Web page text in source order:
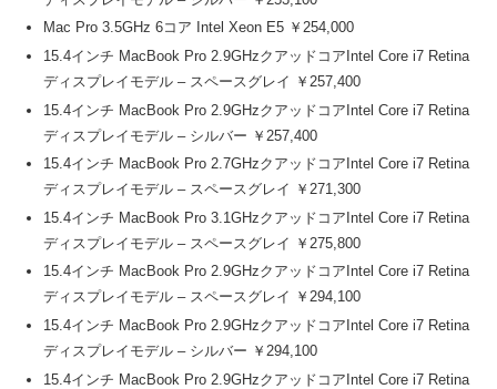
Mac Pro 3.5GHz 6コア Intel Xeon E5 ￥254,000
15.4インチ MacBook Pro 2.9GHzクアッドコアIntel Core i7 Retina
ディスプレイモデル – スペースグレイ ￥257,400
15.4インチ MacBook Pro 2.9GHzクアッドコアIntel Core i7 Retina
ディスプレイモデル – シルバー ￥257,400
15.4インチ MacBook Pro 2.7GHzクアッドコアIntel Core i7 Retina
ディスプレイモデル – スペースグレイ ￥271,300
15.4インチ MacBook Pro 3.1GHzクアッドコアIntel Core i7 Retina
ディスプレイモデル – スペースグレイ ￥275,800
15.4インチ MacBook Pro 2.9GHzクアッドコアIntel Core i7 Retina
ディスプレイモデル – スペースグレイ ￥294,100
15.4インチ MacBook Pro 2.9GHzクアッドコアIntel Core i7 Retina
ディスプレイモデル – シルバー ￥294,100
15.4インチ MacBook Pro 2.9GHzクアッドコアIntel Core i7 Retina